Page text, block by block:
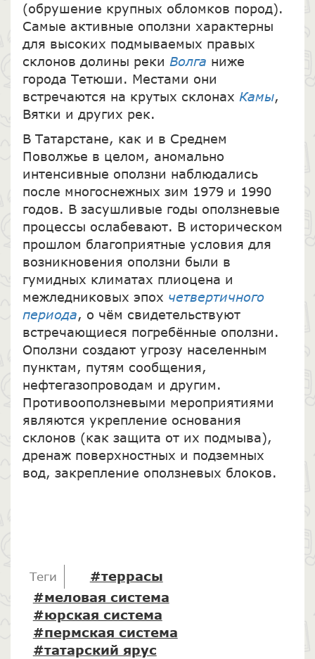
(обрушение крупных обломков пород).
Самые активные оползни характерны
для высоких подмываемых правых
склонов долины реки Волга ниже
города Тетюши. Местами они
встречаются на крутых склонах Камы,
Вятки и других рек.
В Татарстане, как и в Среднем
Поволжье в целом, аномально
интенсивные оползни наблюдались
после многоснежных зим 1979 и 1990
годов. В засушливые годы оползневые
процессы ослабевают. В историческом
прошлом благоприятные условия для
возникновения оползни были в
гумидных климатах плиоцена и
межледниковых эпох четвертичного
периода, о чём свидетельствуют
встречающиеся погребённые оползни.
Оползни создают угрозу населенным
пунктам, путям сообщения,
нефтегазопроводам и другим.
Противооползневыми мероприятиями
являются укрепление основания
склонов (как защита от их подмыва),
дренаж поверхностных и подземных
вод, закрепление оползневых блоков.
Теги
#террасы
#меловая система
#юрская система
#пермская система
#татарский ярус